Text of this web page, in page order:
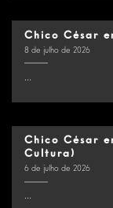
Chico César
8 de julho de 2026
...
Chico César
Cultura)
6 de julho de 2026
...